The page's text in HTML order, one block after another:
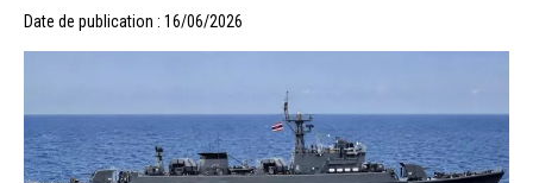
Date de publication : 16/06/2026